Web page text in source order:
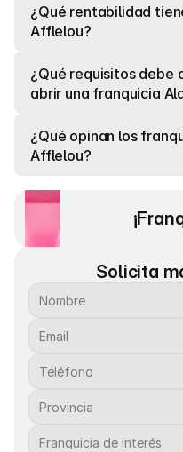
¿Qué rentabilidad
Afflelou?
¿Qué requisitos debe
abrir una franquicia
¿Qué opinan los
Afflelou?
Solicita